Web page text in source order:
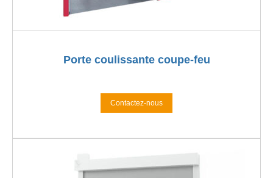
Porte coulissante coupe-feu
Contactez-nous